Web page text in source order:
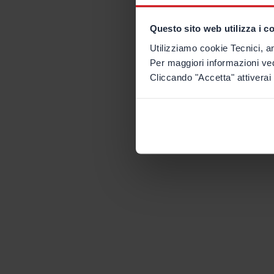
Questo sito web utilizza i
Utilizziamo cookie Tecnici,
Per maggiori informazioni
Cliccando "Accetta"